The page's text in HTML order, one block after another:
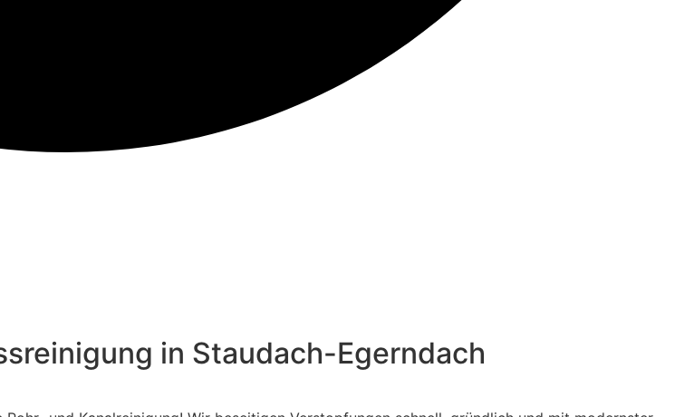
in Staudach-Egerndach